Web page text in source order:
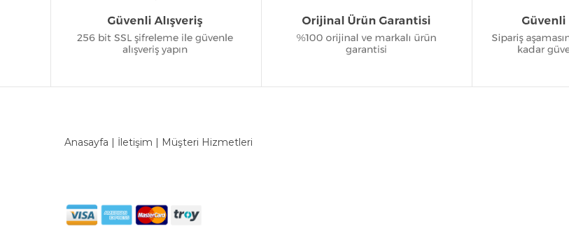
Anasayfa | İletişim | Müşteri Hizmetleri